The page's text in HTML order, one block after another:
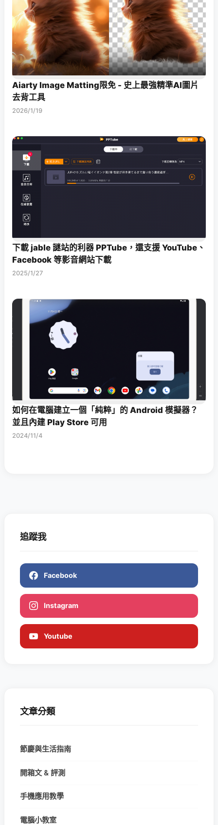
Aiarty Image Matting限免 - 史上最強精準AI圖片
去背工具
2026/1/19
下載 jable 謎站的利器 PPTube，還支援 YouTube、
Facebook 等影音網站下載
2025/1/27
如何在電腦建立一個「純粹」的 Android 模擬器？
並且內建 Play Store 可用
2024/11/4
追蹤我
Facebook
Instagram
Youtube
文章分類
節慶與生活指南
開箱文 & 評測
手機應用教學
電腦小教室